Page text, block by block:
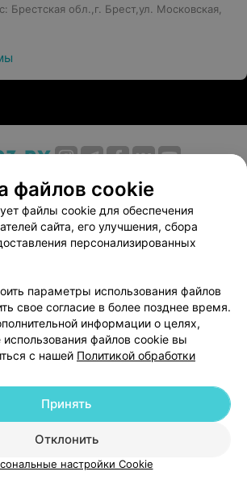
Брестская обл.,г. Брест,ул. Московская,
проекта
Размещение рекламы
маркетинг
Публичный договор
соглашение
Способы оплаты
Вакансии
Партнеры
Написать в поддержку
настройки cookie
персональных данных
Толбухина, 2, пом. 16 | help@103.by
ВЫ ВЛАДЕЛЕЦ?
файлов cookie
файлы cookie для обеспечения
сайта, его улучшения, сбора
персонализированных
параметры использования файлов
свое согласие в более позднее время.
информации о целях,
файлов cookie вы
с нашей Политикой обработки
Отклонить
Принять
настройки Cookie